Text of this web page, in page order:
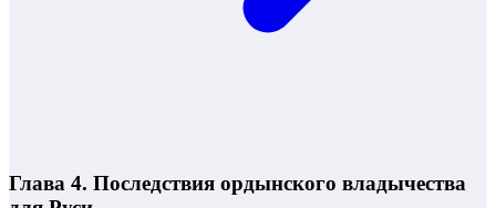
Глава 4. Последствия ордынского владычества